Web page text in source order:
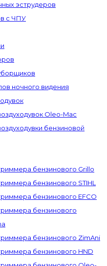
эструдеров
с ЧПУ
ночного видения
Oleo-Mac
бензиновой
бензинового Grillo
бензинового STIHL
бензинового EFCO
бензинового
бензинового ZimAni
бензинового HND